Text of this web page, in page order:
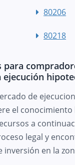
80206
80218
para
ejecución
de
el conocimiento
a
legal y
en la